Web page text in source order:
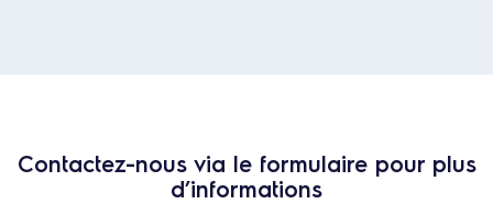
Contactez-nous via le formulaire pour plus
d’informations